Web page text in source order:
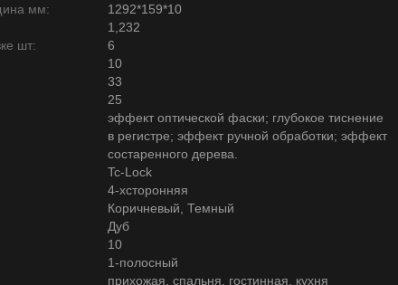
мм:
1292*159*10
1,232
шт:
6
10
33
25
эффект оптической фаски; глубокое тиснение
в регистре; эффект ручной обработки; эффект
состаренного дерева.
Tc-Lock
4-хсторонняя
Коричневый, Темный
Дуб
10
1-полосный
прихожая, спальня, гостинная, кухня